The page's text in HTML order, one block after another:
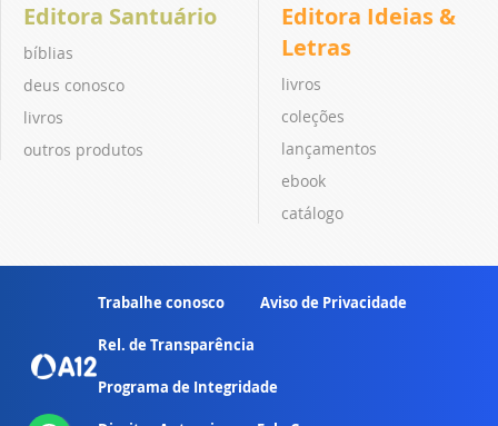
Editora Santuário
bíblias
deus conosco
livros
outros produtos
Editora Ideias &
Letras
livros
coleções
lançamentos
ebook
catálogo
Trabalhe conosco Aviso de Privacidade
Rel. de Transparência
Programa de Integridade